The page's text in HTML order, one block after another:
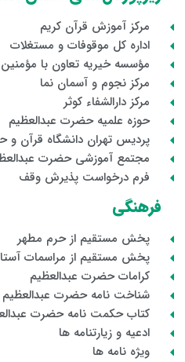
مرکز آموزش قرآن کریم
اداره کل موقوفات و مستغلات
مؤسسه خیریه تعاون با مؤمنین
مرکز نجوم و آسمان نما
مرکز دارالشفاء کوثر
حوزه علمیه حضرت عبدالعظیم
پردیس تهران دانشگاه قرآن و
مجتمع آموزشی حضرت
فرم درخواست پذیرش وقف
فرهنگی
پخش مستقیم از حرم مطهر
پخش مستقیم از مراسمات
کرامات حضرت عبدالعظیم
شناخت نامه حضرت عبدالعظیم
کتاب حکمت نامه حضرت
ادعیه و زیارتنامه ها
ویژه نامه ها